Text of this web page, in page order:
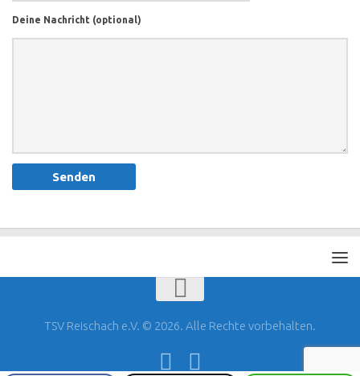
Deine Nachricht (optional)
TSV Reischach e.V. © 2026. Alle Rechte vorbehalten.